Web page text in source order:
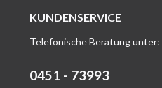
KUNDENSERVICE
Telefonische Beratung unter:
0451 - 73993